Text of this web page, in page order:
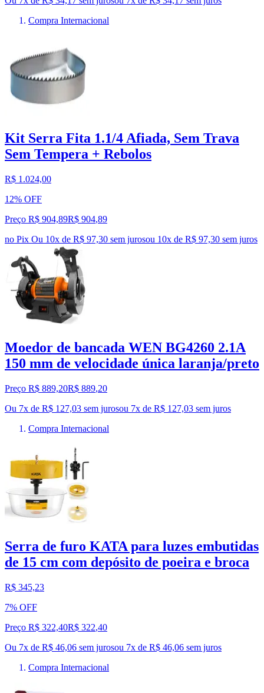
Compra Internacional
Kit Serra Fita 1.1/4 Afiada, Sem Trava
Sem Tempera + Rebolos
R$ 1.024,00
12% OFF
Preço R$ 904,89R$ 904,89
no Pix Ou 10x de R$ 97,30 sem jurosou 10x de R$ 97,30 sem juros
Moedor de bancada WEN BG4260 2.1A
150 mm de velocidade única laranja/preto
Preço R$ 889,20R$ 889,20
Ou 7x de R$ 127,03 sem jurosou 7x de R$ 127,03 sem juros
Compra Internacional
Serra de furo KATA para luzes embutidas
de 15 cm com depósito de poeira e broca
R$ 345,23
7% OFF
Preço R$ 322,40R$ 322,40
Ou 7x de R$ 46,06 sem jurosou 7x de R$ 46,06 sem juros
Compra Internacional